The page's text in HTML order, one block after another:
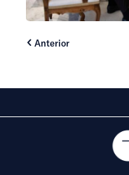
Anterior